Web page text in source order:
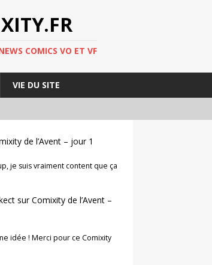
COMICS VO ET VF
VIE DU SITE
de l’Avent – jour 1
je suis vraiment content que ça
surComixity de l’Avent –
idée ! Merci pour ce Comixity